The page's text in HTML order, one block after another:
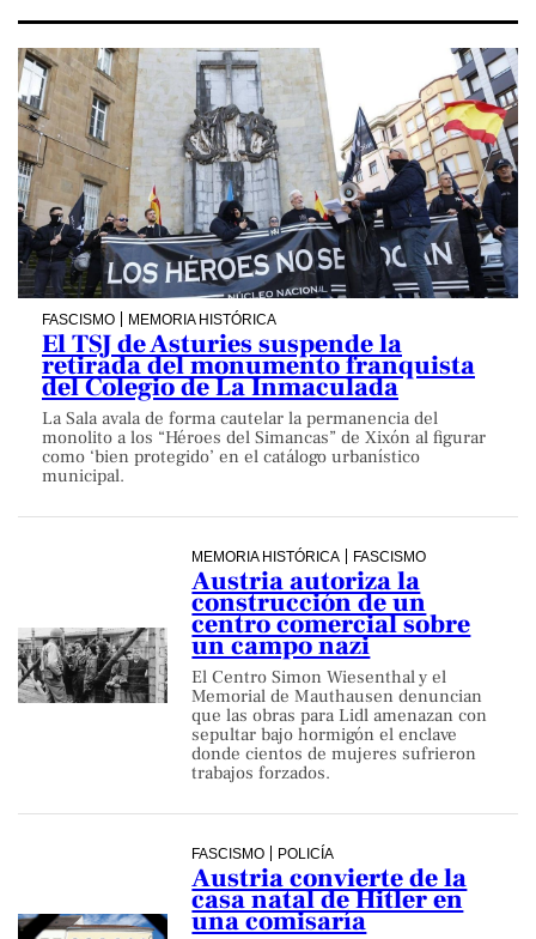
FASCISMO MEMORIA HISTÓRICA
El TSJ de Asturies suspende la
retirada del monumento franquista
del Colegio de La Inmaculada
La Sala avala de forma cautelar la permanencia del
monolito a los “Héroes del Simancas” de Xixón al figurar
como ‘bien protegido’ en el catálogo urbanístico
municipal.
MEMORIA HISTÓRICA FASCISMO
Austria autoriza la
construcción de un
centro comercial sobre
un campo nazi
El Centro Simon Wiesenthal y el
Memorial de Mauthausen denuncian
que las obras para Lidl amenazan con
sepultar bajo hormigón el enclave
donde cientos de mujeres sufrieron
trabajos forzados.
FASCISMO POLICÍA
Austria convierte de la
casa natal de Hitler en
una comisaría